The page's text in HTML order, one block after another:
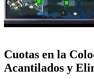
Cuotas en la
Acantilados y